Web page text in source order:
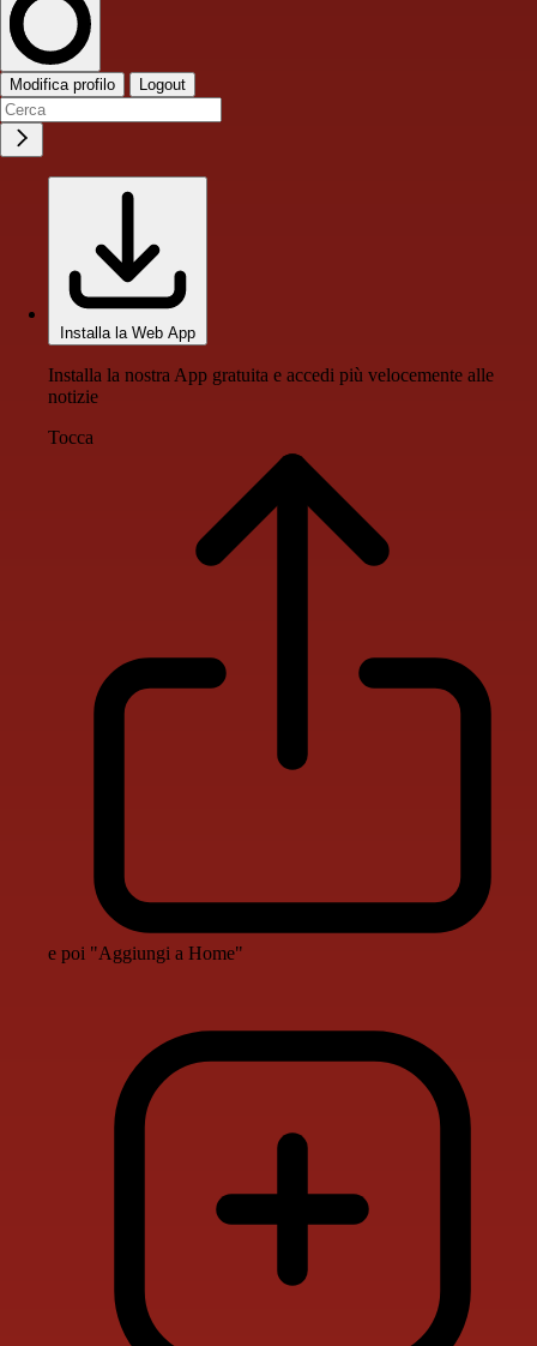
Modifica profilo Logout
Installa la Web App
Installa la nostra App gratuita e accedi più velocemente alle
notizie
Tocca
e poi "Aggiungi a Home"